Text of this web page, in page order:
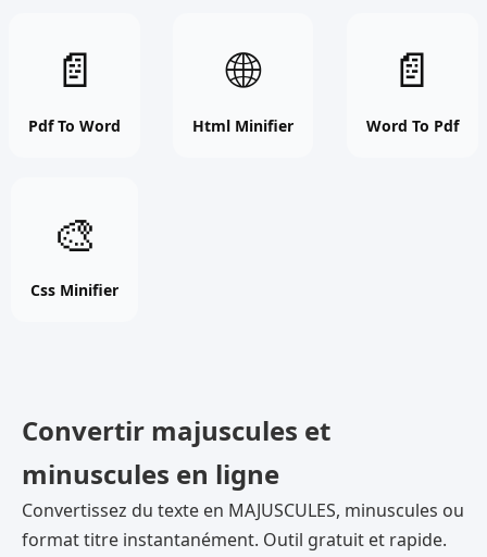
📄
Pdf To Word
To
online
🌐
Html Minifier
Minifier
free
📄
Word To Pdf
To
online
🎨
Css Minifier
Minifier
free
Convertir majuscules et
minuscules en ligne
Convertissez du texte en MAJUSCULES, minuscules ou
format titre instantanément. Outil gratuit et rapide.